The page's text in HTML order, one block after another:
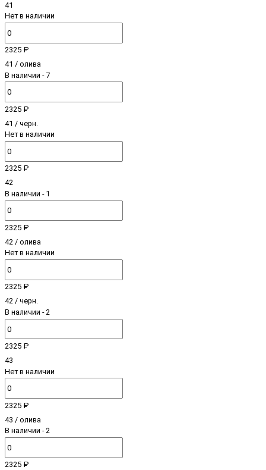
41
Нет в наличии
2325 ₽
41 / олива
В наличии - 7
2325 ₽
41 / черн.
Нет в наличии
2325 ₽
42
В наличии - 1
2325 ₽
42 / олива
Нет в наличии
2325 ₽
42 / черн.
В наличии - 2
2325 ₽
43
Нет в наличии
2325 ₽
43 / олива
В наличии - 2
2325 ₽